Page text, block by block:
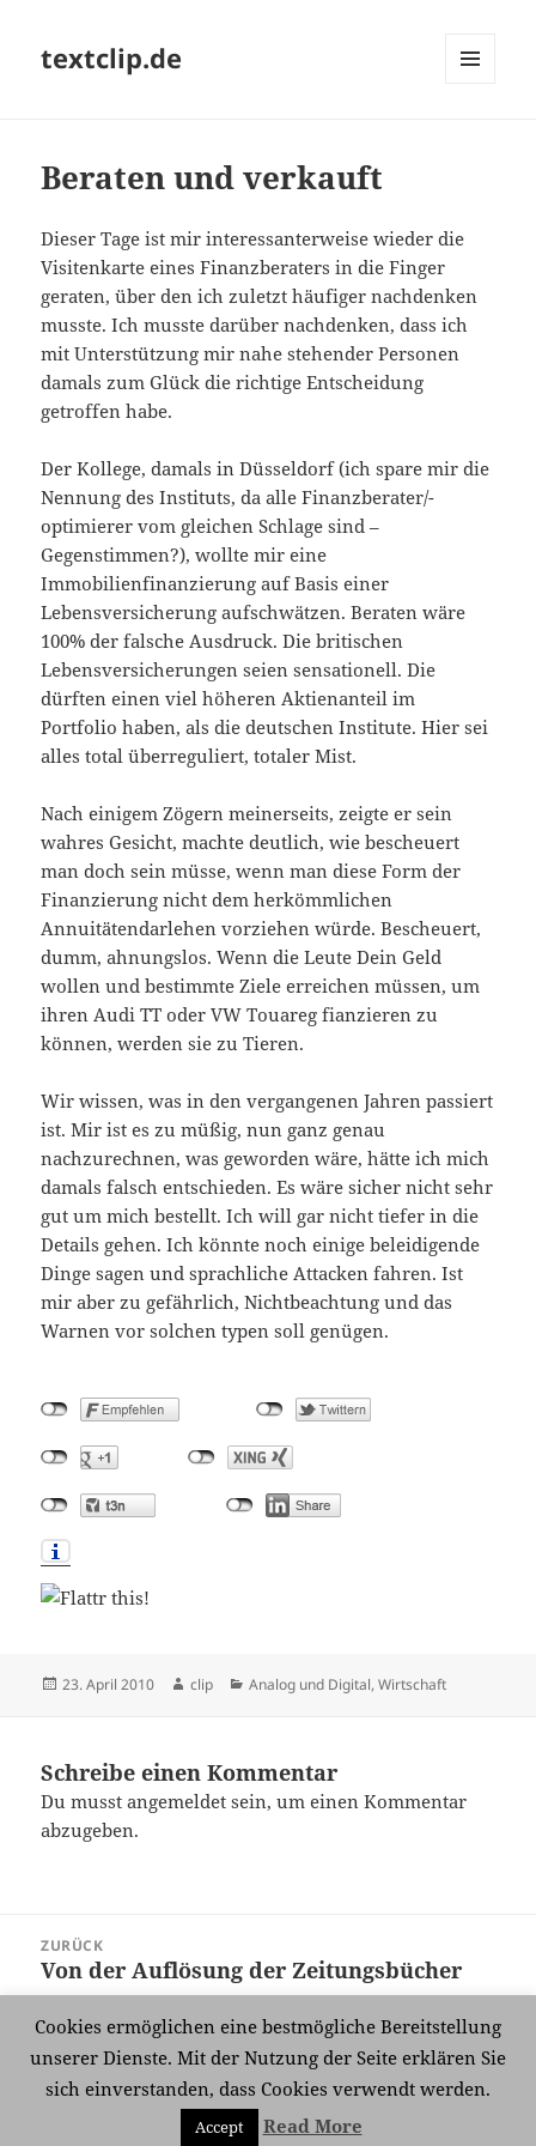
textclip.de
Beraten und verkauft
Dieser Tage ist mir interessanterweise wieder die
Visitenkarte eines Finanzberaters in die Finger
geraten, über den ich zuletzt häufiger nachdenken
musste. Ich musste darüber nachdenken, dass ich
mit Unterstützung mir nahe stehender Personen
damals zum Glück die richtige Entscheidung
getroffen habe.
Der Kollege, damals in Düsseldorf (ich spare mir die
Nennung des Instituts, da alle Finanzberater/-
optimierer vom gleichen Schlage sind –
Gegenstimmen?), wollte mir eine
Immobilienfinanzierung auf Basis einer
Lebensversicherung aufschwätzen. Beraten wäre
100% der falsche Ausdruck. Die britischen
Lebensversicherungen seien sensationell. Die
dürften einen viel höheren Aktienanteil im
Portfolio haben, als die deutschen Institute. Hier sei
alles total überreguliert, totaler Mist.
Nach einigem Zögern meinerseits, zeigte er sein
wahres Gesicht, machte deutlich, wie bescheuert
man doch sein müsse, wenn man diese Form der
Finanzierung nicht dem herkömmlichen
Annuitätendarlehen vorziehen würde. Bescheuert,
dumm, ahnungslos. Wenn die Leute Dein Geld
wollen und bestimmte Ziele erreichen müssen, um
ihren Audi TT oder VW Touareg fianzieren zu
können, werden sie zu Tieren.
Wir wissen, was in den vergangenen Jahren passiert
ist. Mir ist es zu müßig, nun ganz genau
nachzurechnen, was geworden wäre, hätte ich mich
damals falsch entschieden. Es wäre sicher nicht sehr
gut um mich bestellt. Ich will gar nicht tiefer in die
Details gehen. Ich könnte noch einige beleidigende
Dinge sagen und sprachliche Attacken fahren. Ist
mir aber zu gefährlich, Nichtbeachtung und das
Warnen vor solchen typen soll genügen.
Veröffentlicht
23. April 2010 Autor
clip Kategorien
Analog und Digital,Wirtschaft
Schreibe einen Kommentar
Du musstangemeldet sein, um einen Kommentar
abzugeben.
ZURÜCK
Vorheriger
Beitrag:
Von der Auflösung der Zeitungsbücher
WEITER
Nächster
Beitrag:
Gelesen 9
Mit Stolz präsentiert von WordPress
Cookies ermöglichen eine bestmögliche Bereitstellung
unserer Dienste. Mit der Nutzung der Seite erklären Sie
sich einverstanden, dass Cookies verwendt werden.
Accept Read More